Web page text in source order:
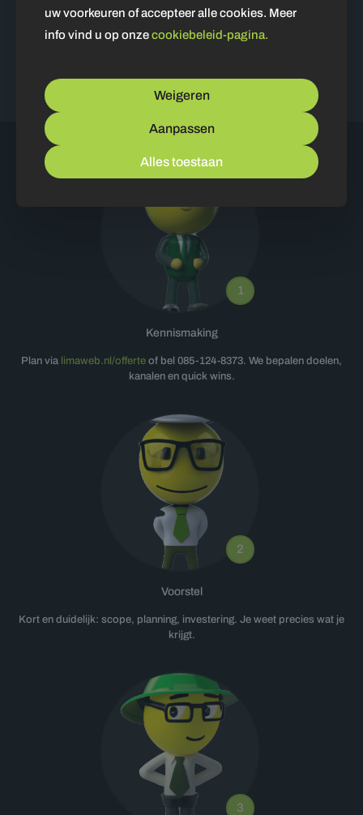
Neem contact op voor meer informatie!
1
Kennismaking
Plan via limaweb.nl/offerte of bel 085-124-8373. We bepalen doelen,
kanalen en quick wins.
2
Voorstel
Kort en duidelijk: scope, planning, investering. Je weet precies wat je
krijgt.
3
uw voorkeuren of accepteer alle cookies. Meer
info vind u op onzecookiebeleid-pagina.
Weigeren
Aanpassen
Alles toestaan